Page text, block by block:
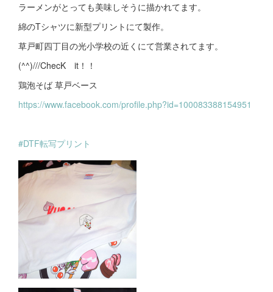
ラーメンがとっても美味しそうに描かれてます。
綿のTシャツに新型プリントにて製作。
草戸町四丁目の光小学校の近くにて営業されてます。
(^^)///ChecK it！！
鶏泡そば 草戸ベース
https://www.facebook.com/profile.php?id=100083388154951
#DTF転写プリント